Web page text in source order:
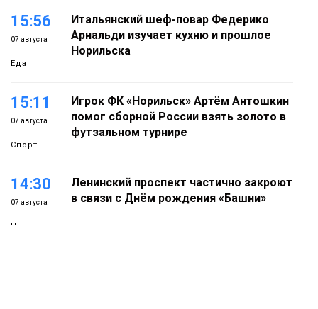
15:56
07 августа
Еда
Итальянский шеф-повар Федерико
Арнальди изучает кухню и прошлое
Норильска
15:11
07 августа
Спорт
Игрок ФК «Норильск» Артём Антошкин
помог сборной России взять золото в
футзальном турнире
14:30
07 августа
Новости
Ленинский проспект частично закроют
в связи с Днём рождения «Башни»